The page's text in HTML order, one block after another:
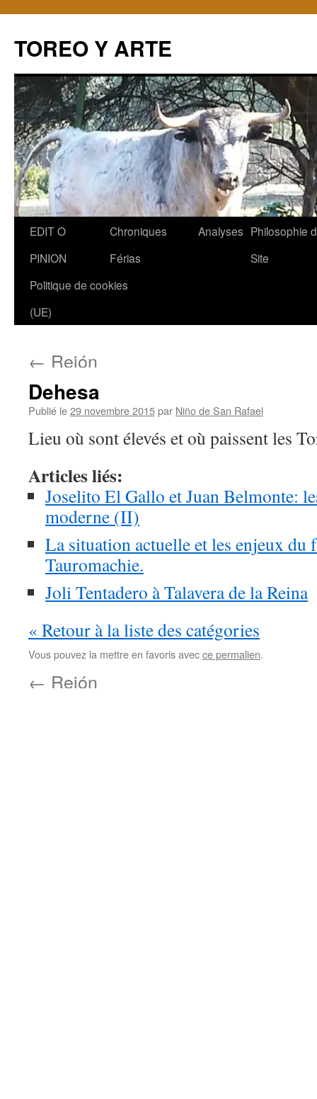
TOREO Y ARTE
Aller
contenu
EDIT O
PINION
Chroniques
Férias
Analyses Philosophie
Site
Politique de cookies
(UE)
← Rejón
Dehesa
Publié le29 novembre 2015par Niño de San Rafael
Lieu où sont élevés et où paissent les
Articles liés:
Joselito El Gallo et Juan Belmonte:
moderne (II)
La situation actuelle et les enjeux du
Tauromachie.
Joli Tentadero à Talavera de la Reina
« Retour à la liste des catégories
Vous pouvez la mettre en favoris avecce permalien.
← Rejón